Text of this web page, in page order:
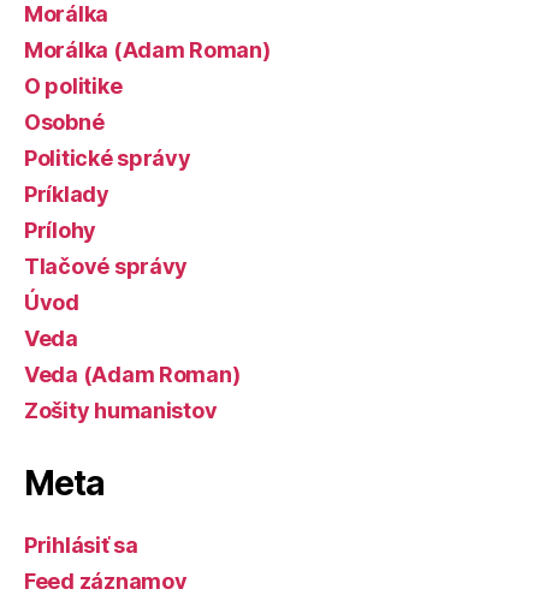
Morálka
Morálka (Adam Roman)
O politike
Osobné
Politické správy
Príklady
Prílohy
Tlačové správy
Úvod
Veda
Veda (Adam Roman)
Zošity humanistov
Meta
Prihlásiť sa
Feed záznamov